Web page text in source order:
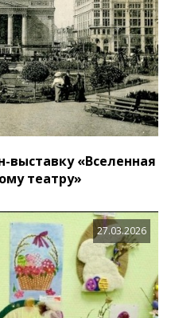
выставку «Вселенная
театру»
27.03.2026